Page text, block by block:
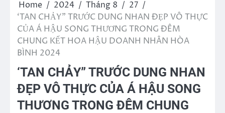
Home 2024 Tháng 8
27
‘TAN CHẢY” TRƯỚC DUNG NHAN ĐẸP VÔ THỰC
CỦA Á HẬU SONG THƯƠNG TRONG ĐÊM
CHUNG KẾT HOA HẬU DOANH NHÂN HÒA
BÌNH 2024
‘TAN CHẢY” TRƯỚC DUNG NHAN
ĐẸP VÔ THỰC CỦA Á HẬU SONG
THƯƠNG TRONG ĐÊM CHUNG